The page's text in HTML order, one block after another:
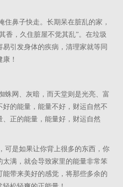
鼻子快走。长期呆在脏乱的家，
香，久住脏屋不觉其乱”。在垃圾
引发身体的疾病，清理家就等同
！
网、灰暗，而天堂则是光亮、富
的能量，能量不好，财运自然不
正的能量，能量好，财运自然
是如果让你背上很多的东西，你
满，就会导致家里的能量非常笨
带来美好的感觉，将那些多余的